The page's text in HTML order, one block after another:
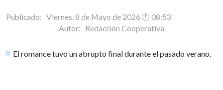
Publicado: Viernes, 8 de Mayo de 2026 🕐 08:53
Autor: Redacción Cooperativa
El romance tuvo un abrupto final durante el pasado verano.